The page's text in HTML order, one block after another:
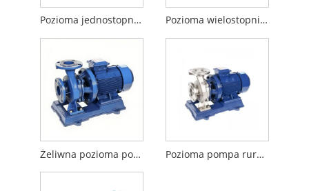
Pozioma jednostopniowa pompa odśrodkowa ZS Pozioma wielostopniowa pompa odśrodkowa CHL
Żeliwna pozioma pompa rurociągu Pozioma pompa rurociągu ze stali nierdzewnej